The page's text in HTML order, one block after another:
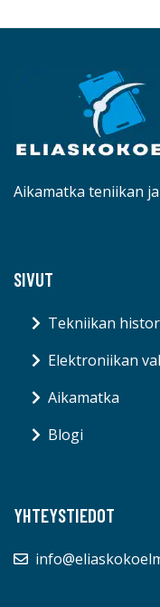
Aikamatka teniikan
SIVUT
Tekniikan
Elektroniikan
Aikamatka
Blogi
YHTEYSTIEDOT